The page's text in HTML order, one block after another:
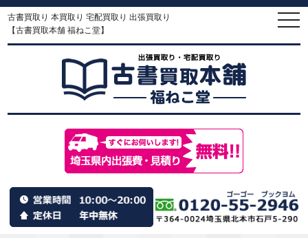
古書買取り 本買取り 宅配買取り 出張買取り
【古書買取本舗 福ねこ堂】